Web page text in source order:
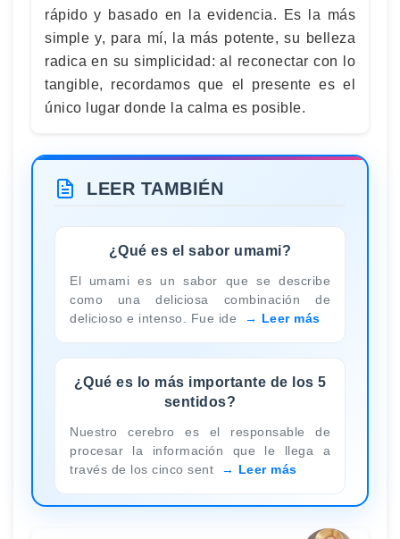
rápido y basado en la evidencia. Es la más
simple y, para mí, la más potente, su belleza
radica en su simplicidad: al reconectar con lo
tangible, recordamos que el presente es el
único lugar donde la calma es posible.
LEER TAMBIÉN
¿Qué es el sabor umami?
El umami es un sabor que se describe
como una deliciosa combinación de
delicioso e intenso. Fue ide
Leer más
¿Qué es lo más importante de los 5
sentidos?
Nuestro cerebro es el responsable de
procesar la información que le llega a
través de los cinco sent
Leer más